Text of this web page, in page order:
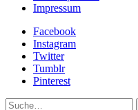
Impressum
Facebook
Instagram
Twitter
Tumblr
Pinterest
Suche